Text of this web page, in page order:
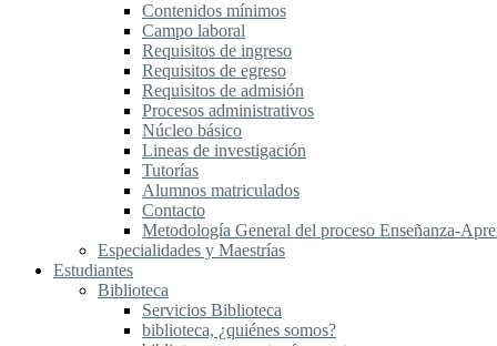
Contenidos mínimos
Campo laboral
Requisitos de ingreso
Requisitos de egreso
Requisitos de admisión
Procesos administrativos
Núcleo básico
Lineas de investigación
Tutorías
Alumnos matriculados
Contacto
Metodología General del proceso Enseñanza-
Especialidades y Maestrías
Estudiantes
Biblioteca
Servicios Biblioteca
biblioteca, ¿quiénes somos?